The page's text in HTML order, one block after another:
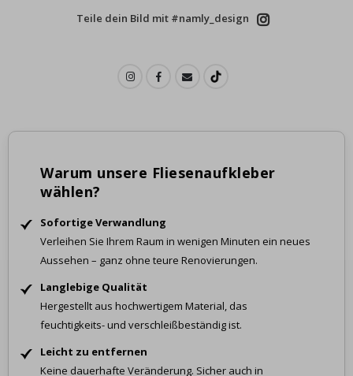
Teile dein Bild mit #namly_design
Warum unsere Fliesenaufkleber
wählen?
Sofortige Verwandlung
Verleihen Sie Ihrem Raum in wenigen Minuten ein neues
Aussehen – ganz ohne teure Renovierungen.
Langlebige Qualität
Hergestellt aus hochwertigem Material, das
feuchtigkeits- und verschleißbeständig ist.
Leicht zu entfernen
Keine dauerhafte Veränderung. Sicher auch in